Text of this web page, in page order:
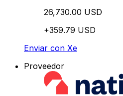
26,730.00 USD
+359.79 USD
Enviar con Xe
Proveedor